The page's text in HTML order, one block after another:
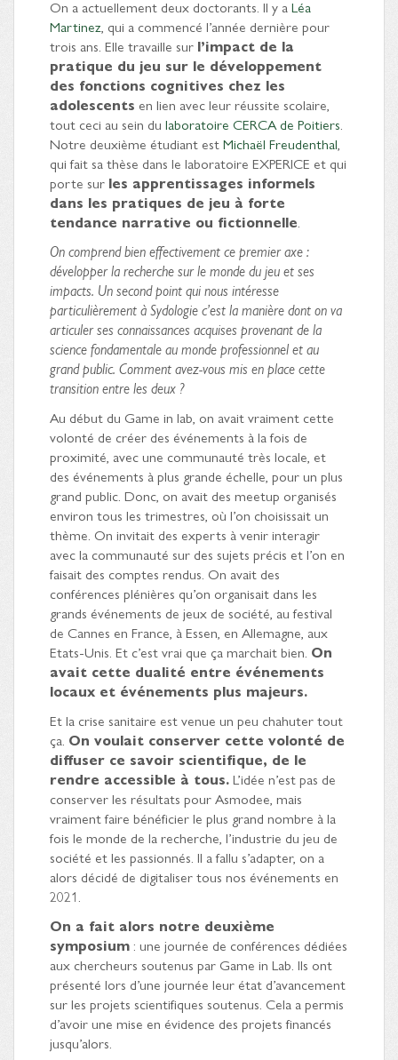
On a actuellement deux doctorants. Il y a Léa
Martinez , qui a commencé l’année dernière pour
trois ans. Elle travaille sur l’impact de la
pratique du jeu sur le développement
des fonctions cognitives chez les
adolescents en lien avec leur réussite scolaire,
tout ceci au sein du laboratoire CERCA de Poitiers
Notre deuxième étudiant estMichaël Freudenthal
qui fait sa thèse dans le laboratoire EXPERICE et qui
porte sur les apprentissages informels
dans les pratiques de jeu à forte
tendance narrative ou fictionnelle
On comprend bien effectivement ce premier axe :
développer la recherche sur le monde du jeu et ses
impacts. Un second point qui nous intéresse
particulièrement à Sydologie c’est la manière dont on va
articuler ses connaissances acquises provenant de la
science fondamentale au monde professionnel et au
grand public. Comment avez-vous mis en place cette
transition entre les deux ?
Au début du Game in lab, on avait vraiment cette
volonté de créer des événements à la fois de
proximité, avec une communauté très locale, et
des événements à plus grande échelle, pour un plus
grand public. Donc, on avait des meetup organisés
environ tous les trimestres, où l’on choisissait un
thème. On invitait des experts à venir interagir
avec la communauté sur des sujets précis et l’on en
faisait des comptes rendus. On avait des
conférences plénières qu’on organisait dans les
grands événements de jeux de société, au festival
de Cannes en France, à Essen, en Allemagne, aux
Etats-Unis. Et c’est vrai que ça marchait bien. On
avait cette dualité entre événements
locaux et événements plus majeurs.
Et la crise sanitaire est venue un peu chahuter tout
ça. On voulait conserver cette volonté de
diffuser ce savoir scientifique, de le
rendre accessible à tous.L’idée n’est pas de
conserver les résultats pour Asmodee, mais
vraiment faire bénéficier le plus grand nombre à la
fois le monde de la recherche, l’industrie du jeu de
société et les passionnés. Il a fallu s’adapter, on a
alors décidé de digitaliser tous nos événements en
2021.
On a fait alors notre deuxième
symposium: une journée de conférences dédiées
aux chercheurs soutenus par Game in Lab. Ils ont
présenté lors d’une journée leur état d’avancement
sur les projets scientifiques soutenus. Cela a permis
d’avoir une mise en évidence des projets financés
jusqu’alors.